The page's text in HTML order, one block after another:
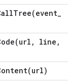
event_
url , line ,
url)